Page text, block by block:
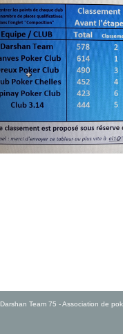
Darshan Team 75 - Association de